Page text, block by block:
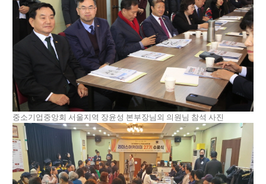
중소기업중앙회 서울지역 장윤성 본부장님외 의원님 참석 사진